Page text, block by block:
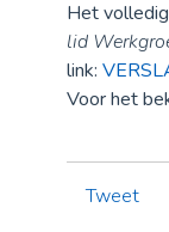
Het
lid
link:
Voor het
Tweet